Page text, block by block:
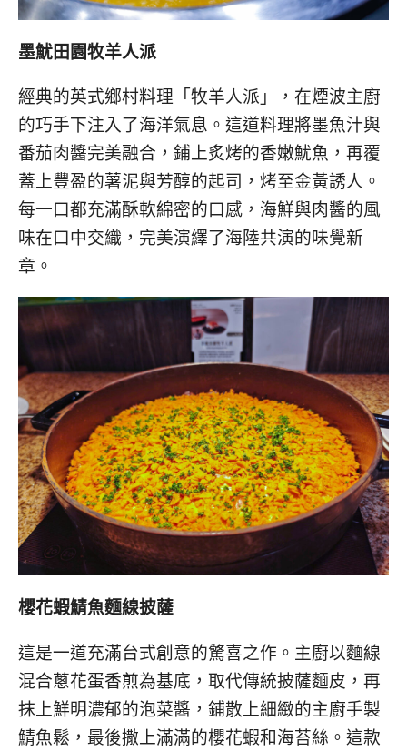
墨魷田園牧羊人派
經典的英式鄉村料理「牧羊人派」，在煙波主廚
的巧手下注入了海洋氣息。這道料理將墨魚汁與
番茄肉醬完美融合，鋪上炙烤的香嫩魷魚，再覆
蓋上豐盈的薯泥與芳醇的起司，烤至金黃誘人。
每一口都充滿酥軟綿密的口感，海鮮與肉醬的風
味在口中交織，完美演繹了海陸共演的味覺新
章。
櫻花蝦鯖魚麵線披薩
這是一道充滿台式創意的驚喜之作。主廚以麵線
混合蔥花蛋香煎為基底，取代傳統披薩麵皮，再
抹上鮮明濃郁的泡菜醬，鋪散上細緻的主廚手製
鯖魚鬆，最後撒上滿滿的櫻花蝦和海苔絲。這款